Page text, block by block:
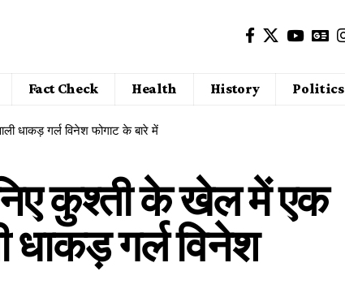
Fact Check Health History Politics
धाकड़ गर्ल विनेश फोगाट के बारे में
कुश्ती के खेल में एक
धाकड़ गर्ल विनेश